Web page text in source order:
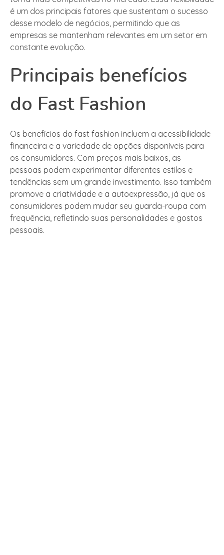
é um dos principais fatores que sustentam o sucesso
desse modelo de negócios, permitindo que as
empresas se mantenham relevantes em um setor em
constante evolução.
Principais benefícios
do Fast Fashion
Os benefícios do fast fashion incluem a acessibilidade
financeira e a variedade de opções disponíveis para
os consumidores. Com preços mais baixos, as
pessoas podem experimentar diferentes estilos e
tendências sem um grande investimento. Isso também
promove a criatividade e a autoexpressão, já que os
consumidores podem mudar seu guarda-roupa com
frequência, refletindo suas personalidades e gostos
pessoais.